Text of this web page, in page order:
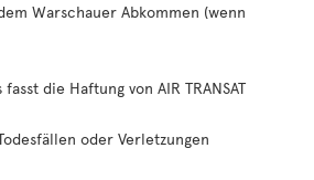
Warschauer Abkommen (wenn
die Haftung von AIR TRANSAT
oder Verletzungen